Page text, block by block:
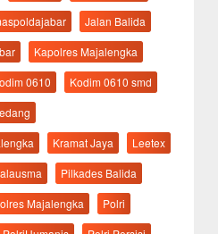
Jalan Balida
Kapolres Majalengka
0610
Kodim 0610 smd
Kramat Jaya
Leetex
Pilkades Balida
Majalengka
Polri